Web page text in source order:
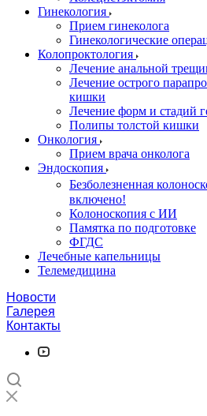
Гинекология
Прием гинеколога
Гинекологические
Колопроктология
Лечение анальной
Лечение острого
кишки
Лечение форм и стадий
Полипы толстой кишки
Онкология
Прием врача онколога
Эндоскопия
Безболезненная
включено!
Колоноскопия с ИИ
Памятка по подготовке
ФГДС
Лечебные капельницы
Телемедицина
Новости
Галерея
Контакты